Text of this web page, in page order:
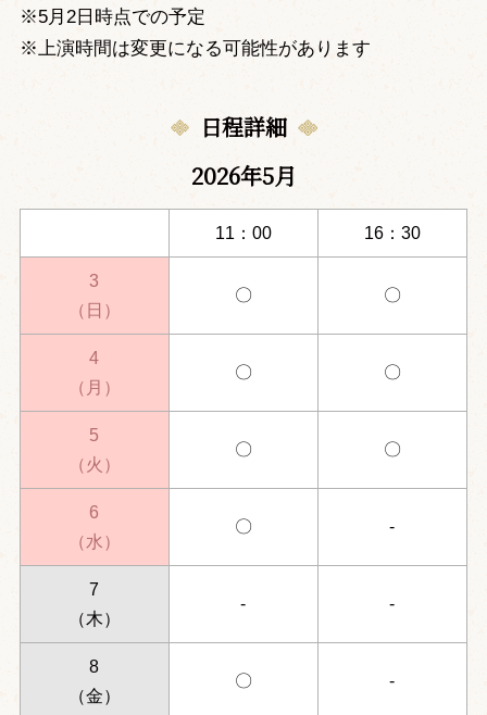
※5月2日時点での予定
※上演時間は変更になる可能性があります
日程詳細
2026年5月
11：00 16：30
3
（日）
〇 〇
4
（月）
〇 〇
5
（火）
〇 〇
6
（水）
〇 -
7
（木）
- -
8
（金）
〇 -